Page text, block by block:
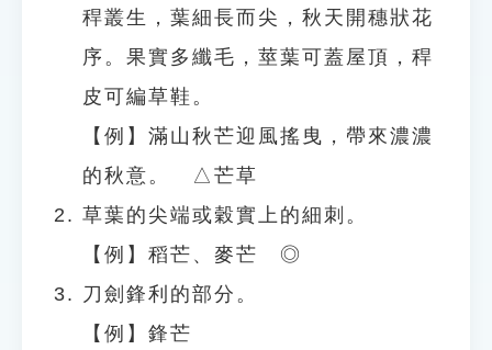
稈叢生，葉細長而尖，秋天開穗狀花
序。果實多纖毛，莖葉可蓋屋頂，稈
皮可編草鞋。
【例】滿山秋芒迎風搖曳，帶來濃濃
的秋意。 △芒草
草葉的尖端或穀實上的細刺。
【例】稻芒、麥芒 ◎
刀劍鋒利的部分。
【例】鋒芒